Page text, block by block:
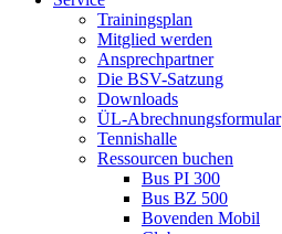
Trainingsplan
Mitglied werden
Ansprechpartner
Die BSV-Satzung
Downloads
ÜL-Abrechnungsformular
Tennishalle
Ressourcen buchen
Bus PI 300
Bus BZ 500
Bovenden Mobil